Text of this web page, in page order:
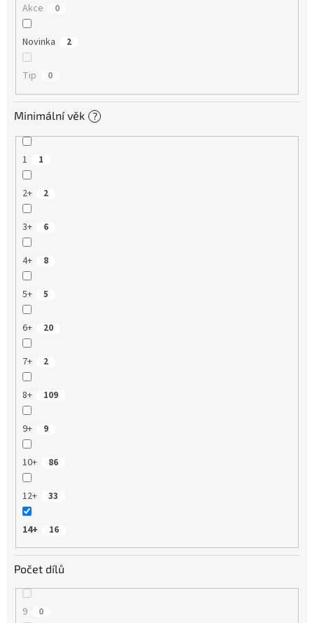
Akce 0
Novinka 2
Tip 0
Minimální věk ?
1 1
2+ 2
3+ 6
4+ 8
5+ 5
6+ 20
7+ 2
8+ 109
9+ 9
10+ 86
12+ 33
14+ 16
Počet dílů
9 0